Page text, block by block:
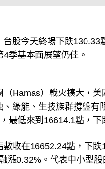
股今天終場下跌130.33
季基本面展望仍佳。
Hamas）戰火擴大，
綠能、生技族群撐盤有
最低來到16614.1點，下
收在16652.24點，下
漲0.32%。代表中小型